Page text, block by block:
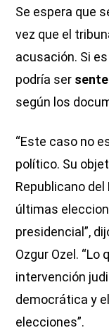
Se espera que
vez que el
acusación. Si
podría ser
según los
“Este caso no
político. Su
Republicano del
últimas
presidencial”,
Ozgur Ozel. “Lo
intervención
democrática y
elecciones”.